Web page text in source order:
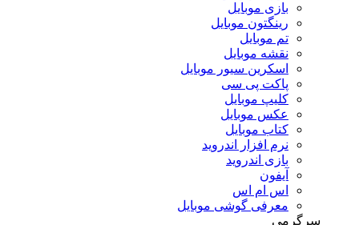
بازی موبایل
رینگتون موبایل
تم موبایل
نقشه موبایل
اسکرین سیور موبایل
پاکت پی سی
کلیپ موبایل
عکس موبایل
کتاب موبایل
نرم افزار اندروید
بازی اندروید
آیفون
اس ام اس
معرفی گوشی موبایل
سرگرمی